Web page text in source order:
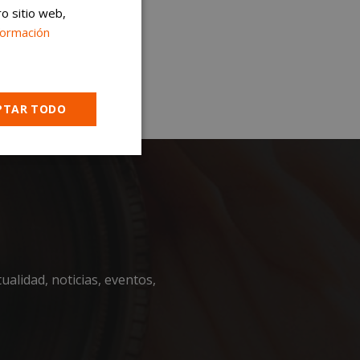
noticias, eventos,
sitio web,
TODO
Cookies no
de usuario y